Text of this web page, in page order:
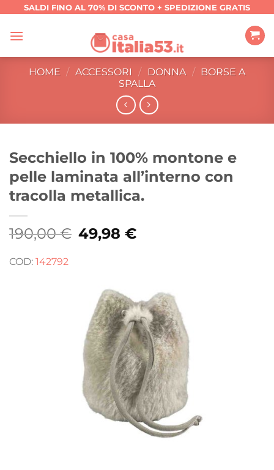
contenuti
SALDI FINO AL 70% DI SCONTO + SPEDIZIONE GRATIS
HOME / ACCESSORI / DONNA / BORSE A
SPALLA
Secchiello in 100% montone e
pelle laminata all’interno con
tracolla metallica.
190,00€
Il
prezzo
49,98€Il
prezzo
COD: 142792